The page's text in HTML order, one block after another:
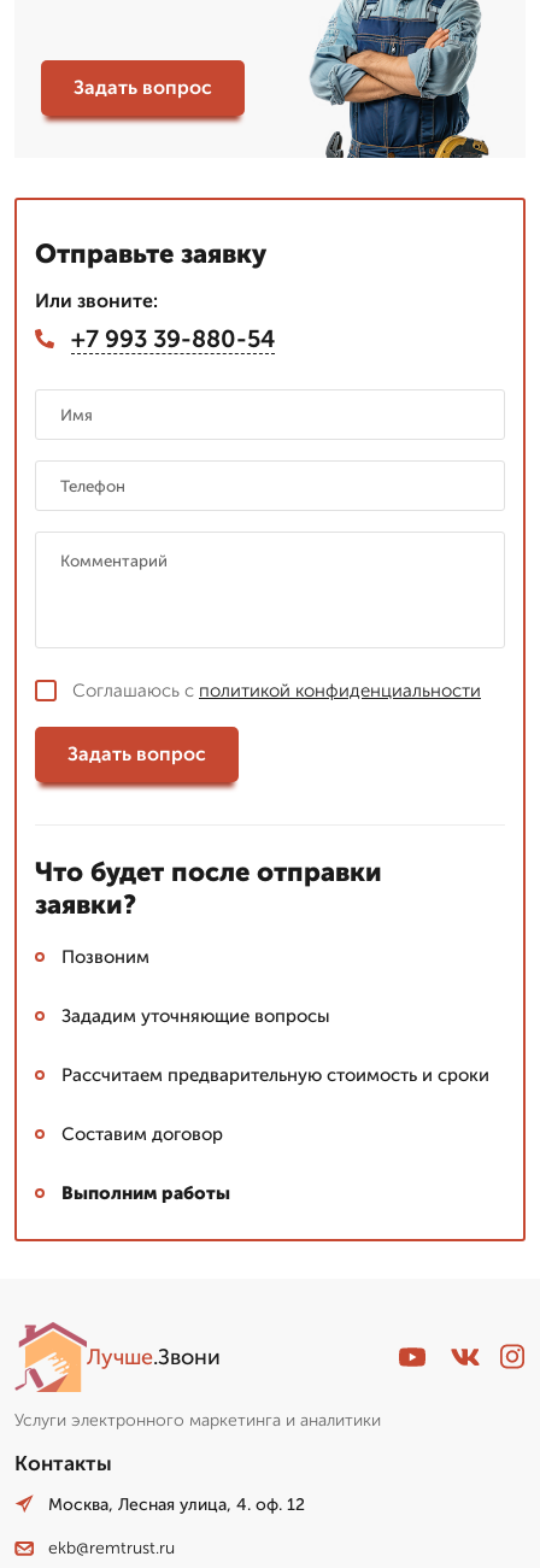
Задать вопрос
Отправьте заявку
Или звоните:
+7 993 39-880-54
Соглашаюсь с политикой конфиденциальности
Задать вопрос
Что будет после отправки
заявки?
Позвоним
Зададим уточняющие вопросы
Рассчитаем предварительную стоимость и сроки
Составим договор
Выполним работы
Лучше.Звони
Услуги электронного маркетинга и аналитики
Контакты
Москва, Лесная улица, 4. оф. 12
ekb@remtrust.ru